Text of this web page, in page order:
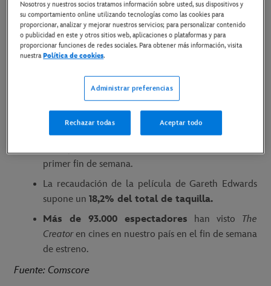
Link al tráiler en Youtube
Madrid, 2 de octubre de 2023
The Creator, la nueva película del director de
Rogue One, ha sido
número 1 en nuestro país.
primer fin de semana.
La recaudación de la película de Gareth Edwards
supone un 18,2% del total de taquilla.
Más de 93.000 espectadores han visto The
Creatoren cines en nuestro país en el fin de semana
de estreno.
Fuente: Comscore
Nosotros y nuestros socios tratamos información sobre usted, sus dispositivos y
su comportamiento online utilizando tecnologías como las cookies para
proporcionar, analizar y mejorar nuestros servicios; para personalizar contenido
o publicidad en este y otros sitios web, aplicaciones o plataformas y para
proporcionar funciones de redes sociales. Para obtener más información, visita
nuestra Política de cookies.
Administrar preferencias
Rechazar todas Aceptar todo